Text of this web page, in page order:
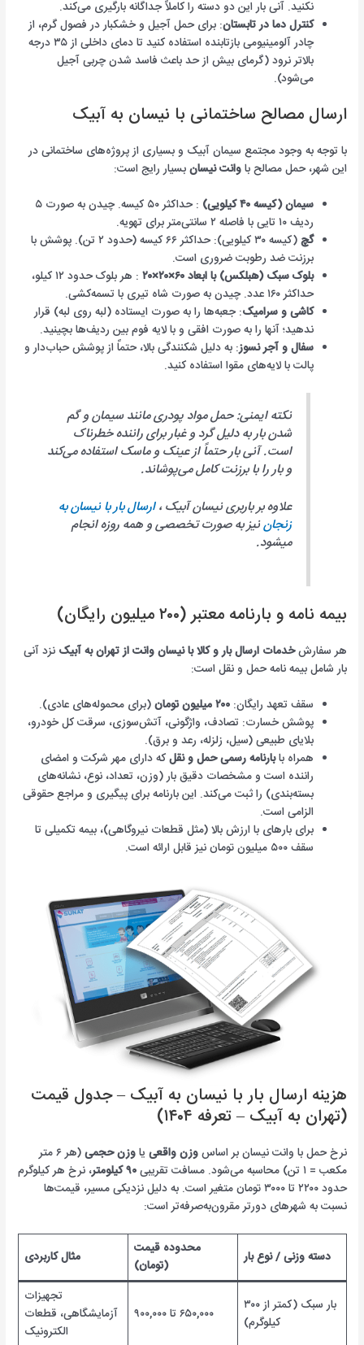
نکنید. آنی بار این دو دسته را کاملاً جداگانه بارگیری می‌کند.
کنترل دما در تابستان: برای حمل آجیل و خشکبار در فصول گرم، از
چادر آلومینیومی بازتابنده استفاده کنید تا دمای داخلی از ۳۵ درجه
بالاتر نرود (گرمای بیش از حد باعث فاسد شدن چربی آجیل
می‌شود).
ارسال مصالح ساختمانی با نیسان به آبیک
با توجه به وجود مجتمع سیمان آبیک و بسیاری از پروژه‌های ساختمانی در
این شهر، حمل مصالح باوانت نیسانبسیار رایج است:
سیمان (کیسه ۴۰ کیلویی)
: حداکثر ۵۰ کیسه. چیدن به صورت ۵
ردیف ۱۰ تایی با فاصله ۲ سانتی‌متر برای تهویه.
گچ
(کیسه ۳۰ کیلویی): حداکثر ۶۶ کیسه (حدود ۲ تن). پوشش با
برزنت ضد رطوبت ضروری است.
بلوک سبک (هبلکس) با ابعاد ۶۰×۲۰×۲۰
: هر بلوک حدود ۱۲ کیلو،
حداکثر ۱۶۰ عدد. چیدن به صورت شاه تیری با تسمه‌کشی.
کاشی و سرامیک: جعبه‌ها را به صورت ایستاده (لبه روی لبه) قرار
ندهید؛ آنها را به صورت افقی و با لایه فوم بین ردیف‌ها بچینید.
سفال و آجر نسوز: به دلیل شکنندگی بالا، حتماً از پوشش حباب‌دار و
پالت با لايه‌های مقوا استفاده کنید.
نکته ایمنی: حمل مواد پودری مانند سیمان و گم
شدن بار به دلیل گرد و غبار برای راننده خطرناک
است. آنی بار حتماً از عینک و ماسک استفاده می‌کند
و بار را با برزنت کامل می‌پوشاند.
علاوه بر باربری نیسان آبیک ،ارسال بار با نیسان به
زنجاننیز به صورت تخصصی و همه روزه انجام
میشود.
بیمه نامه و بارنامه معتبر (۲۰۰ میلیون رایگان)
هر سفارشخدمات ارسال بار و کالا با نیسان وانت از تهران به آبیک نزد آنی
بار شامل بیمه نامه حمل و نقل است:
سقف تعهد رایگان:۲۰۰ میلیون تومان
(برای محموله‌های عادی).
پوشش خسارت: تصادف، واژگونی، آتش‌سوزی، سرقت کل خودرو،
بلایای طبیعی (سیل، زلزله، رعد و برق).
همراه بابارنامه رسمی حمل و نقلکه دارای مهر شرکت و امضای
راننده است و مشخصات دقیق بار (وزن، تعداد، نوع، نشانه‌های
بسته‌بندی) را ثبت می‌کند. این بارنامه برای پیگیری و مراجع حقوقی
الزامی است.
برای بارهای با ارزش بالا (مثل قطعات نیروگاهی)، بیمه تکمیلی تا
سقف ۵۰۰ میلیون تومان نیز قابل ارائه است.
هزینه ارسال بار با نیسان به آبیک – جدول قیمت
(تهران به آبیک – تعرفه ۱۴۰۴)
نرخ حمل با وانت نیسان بر اساسوزن واقعی یاوزن حجمی
(هر ۶ متر
مکعب = ۱ تن) محاسبه می‌شود. مسافت تقریبی
۹۰ کیلومتر
، نرخ هر کیلوگرم
حدود ۲۲۰۰ تا ۳۰۰۰ تومان متغیر است. به دلیل نزدیکی مسیر، قیمت‌ها
نسبت به شهرهای دورتر مقرون‌به‌صرفه‌تر است:
دسته وزنی / نوع بار
محدوده قیمت
(تومان)
مثال کاربردی
بار سبک (کمتر از ۳۰۰
کیلوگرم)
۶۵۰,۰۰۰ تا ۹۰۰,۰۰۰
تجهیزات
آزمایشگاهی، قطعات
الکترونیک